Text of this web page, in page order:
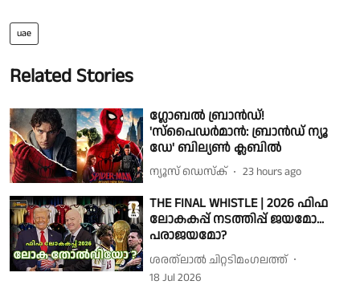
uae
Related Stories
ഗ്ലോബൽ ബ്രാൻഡ്!
'സ്പൈഡർമാൻ: ബ്രാൻഡ് ന്യൂ
ഡേ' ബില്യൺ ക്ലബിൽ
ന്യൂസ് ഡെസ്ക് 23 hours ago
THE FINAL WHISTLE | 2026 ഫിഫ
ലോകകപ്പ് നടത്തിപ്പ് ജയമോ...
പരാജയമോ?
ശരത്‌ലാൽ ചിറ്റടിമംഗലത്ത്
18 Jul 2026